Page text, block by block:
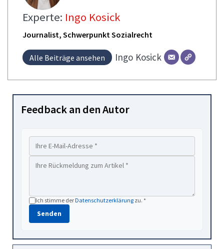
Experte: Ingo Kosick
Journalist, Schwerpunkt Sozialrecht
Alle Beiträge ansehen Ingo Kosick
Feedback an den Autor
Ich stimme derDatenschutzerklärung zu. *
Senden